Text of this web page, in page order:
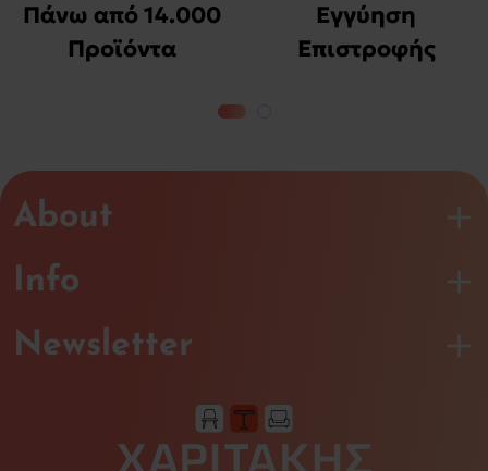
Πάνω από 14.000
Προϊόντα
Εγγύηση
Επιστροφής
About
Info
Newsletter